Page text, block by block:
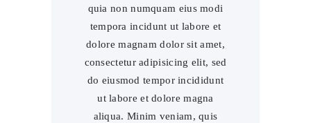
quia non numquam eius modi
tempora incidunt ut labore et
dolore magnam dolor sit amet,
consectetur adipisicing elit, sed
do eiusmod tempor incididunt
ut labore et dolore magna
aliqua. Minim veniam, quis